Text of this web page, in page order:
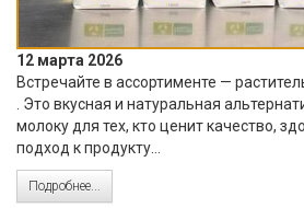
12 марта 2026
Встречайте в ассортименте —
. Это вкусная и натуральная
молоку для тех, кто ценит качество,
подход к продукту...
Подробнее...